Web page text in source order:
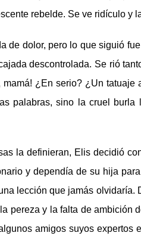
rebelde. Se ve ridículo y
de dolor, pero lo que siguió
descontrolada. Se rió
mamá! ¿En serio? ¿Un
palabras, sino la cruel
la definieran, Elis decidió
y dependía de su hija
lección que jamás
pereza y la falta de ambición
amigos suyos expertos